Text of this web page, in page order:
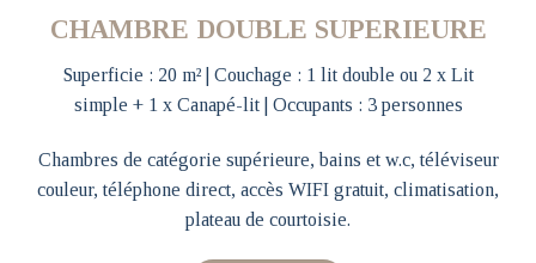
CHAMBRE DOUBLE SUPERIEURE
Superficie : 20 m² | Couchage : 1 lit double ou 2 x Lit
simple + 1 x Canapé-lit | Occupants : 3 personnes
Chambres de catégorie supérieure, bains et w.c, téléviseur
couleur, téléphone direct, accès WIFI gratuit, climatisation,
plateau de courtoisie.